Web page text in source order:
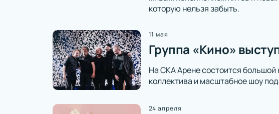
которую нельзя забыть.
11 мая
Группа «Кино»
На СКА Арене состоится большой
коллектива и масштабное шоу
24 апреля